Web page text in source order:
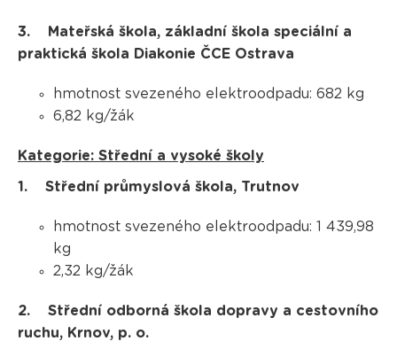
3. Mateřská škola, základní škola speciální a
praktická škola Diakonie ČCE Ostrava
hmotnost svezeného elektroodpadu: 682 kg
6,82 kg/žák
Kategorie: Střední a vysoké školy
1. Střední průmyslová škola, Trutnov
hmotnost svezeného elektroodpadu: 1 439,98
kg
2,32 kg/žák
2. Střední odborná škola dopravy a cestovního
ruchu, Krnov, p. o.